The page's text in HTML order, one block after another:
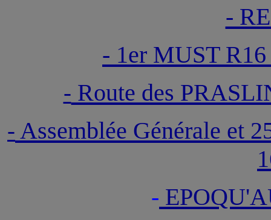
-
- 1er MUST
- Route des
- Assemblée Générale et
-